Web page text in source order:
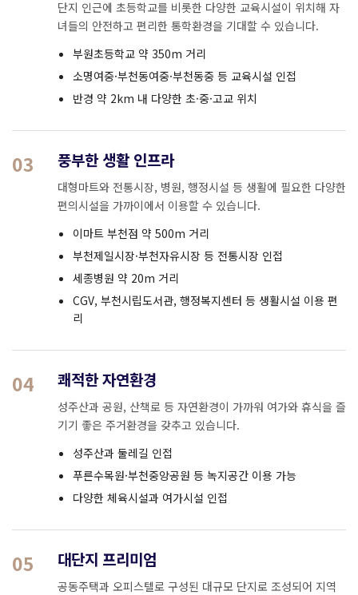
단지 인근에 초등학교를 비롯한 다양한 교육시설이 위치해 자
녀들의 안전하고 편리한 통학환경을 기대할 수 있습니다.
부원초등학교 약 350m 거리
소명여중·부천동여중·부천동중 등 교육시설 인접
반경 약 2km 내 다양한 초·중·고교 위치
03 풍부한 생활 인프라
대형마트와 전통시장, 병원, 행정시설 등 생활에 필요한 다양한
편의시설을 가까이에서 이용할 수 있습니다.
이마트 부천점 약 500m 거리
부천제일시장·부천자유시장 등 전통시장 인접
세종병원 약 20m 거리
CGV, 부천시립도서관, 행정복지센터 등 생활시설 이용 편
리
04 쾌적한 자연환경
성주산과 공원, 산책로 등 자연환경이 가까워 여가와 휴식을 즐
기기 좋은 주거환경을 갖추고 있습니다.
성주산과 둘레길 인접
푸른수목원·부천중앙공원 등 녹지공간 이용 가능
다양한 체육시설과 여가시설 인접
05 대단지 프리미엄
공동주택과 오피스텔로 구성된 대규모 단지로 조성되어 지역